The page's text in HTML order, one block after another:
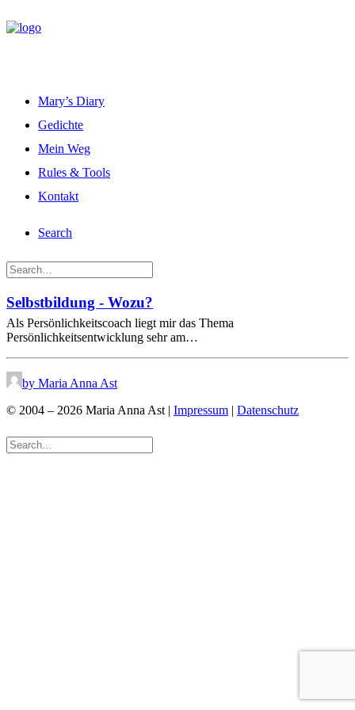
Mary’s Diary
Gedichte
Mein Weg
Rules & Tools
Kontakt
Search
Selbstbildung - Wozu?
Als Persönlichkeitscoach liegt mir das Thema
Persönlichkeitsentwicklung sehr am…
by Maria Anna Ast
© 2004 – 2026 Maria Anna Ast | Impressum | Datenschutz